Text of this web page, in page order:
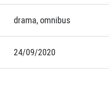
drama, omnibus
24/09/2020